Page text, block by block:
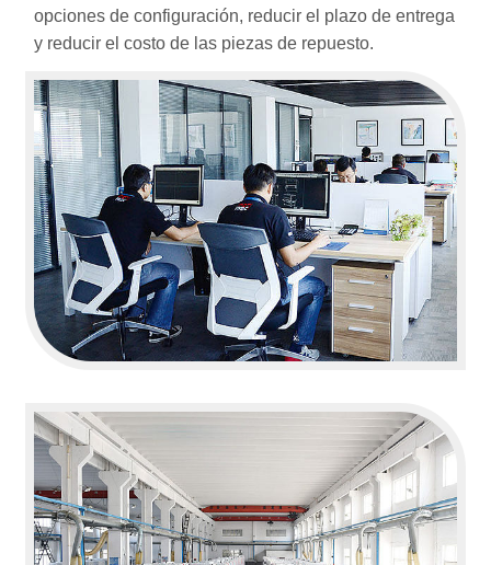
opciones de configuración, reducir el plazo de entrega
y reducir el costo de las piezas de repuesto.